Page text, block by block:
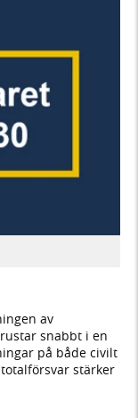
av
snabbt i en
på både civilt
stärker